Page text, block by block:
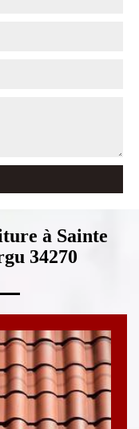
à Sainte
34270